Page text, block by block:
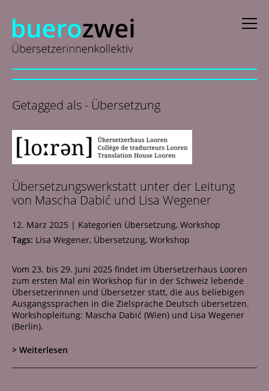
English
rançais
italiano
Nederlands
Profile
Netzwerk
Kontakt
Getagged als - Übersetzung
Übersetzungswerkstatt unter der Leitung
von Mascha Dabić und Lisa Wegener
12. März 2025 | Kategorien Übersetzung, Workshop
Tags: Lisa Wegener, Übersetzung, Workshop
Vom 23. bis 29. Juni 2025 findet im Übersetzerhaus Looren
zum ersten Mal ein Workshop für in der Schweiz lebende
Übersetzerinnen und Übersetzer statt, die aus beliebigen
Ausgangssprachen in die Zielsprache Deutsch übersetzen.
Workshopleitung: Mascha Dabić (Wien) und Lisa Wegener
(Berlin).
> Weiterlesen